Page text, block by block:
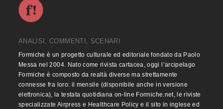
ANALISI, COMMENTI, SCENARI
Formiche è un progetto culturale ed editoriale fondato da Paolo
Messa nel 2004. Nato come rivista cartacea, oggi l’arcipelago
Formiche è composto da realtà diverse ma strettamente
connesse fra loro: il mensile (disponibile anche in versione
elettronica), la testata quotidiana on-line Formiche.net, le riviste
specializzate Airpress e Healthcare Policy e il sito in inglese ed